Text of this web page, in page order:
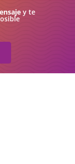
y te